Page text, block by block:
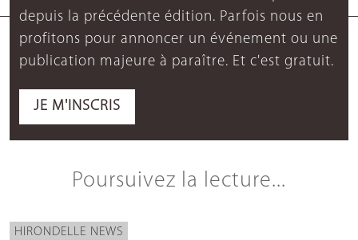
depuis la précédente édition. Parfois nous en
profitons pour annoncer un événement ou une
publication majeure à paraître. Et c'est gratuit.
JE M'INSCRIS
Poursuivez la lecture...
HIRONDELLE NEWS